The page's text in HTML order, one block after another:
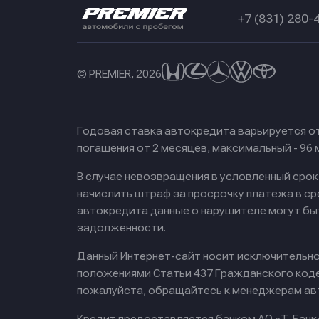
+7 (831) 280-
© PREMIER, 2026
Годовая ставка автокредита варьируется
погашения от 2 месяцев, максимальный - 96
В случае невозвращения в условленный
начислить штраф за просрочку платежа в
автокредита данные о нарушителе могут
задолженности.
Данный Интернет-сайт носит
положениями Статьи 437 Гражданского
пожалуйста, обращайтесь к менеджерам